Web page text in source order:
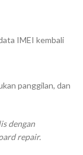
IMEI kembali
panggilan, dan
dengan
repair.